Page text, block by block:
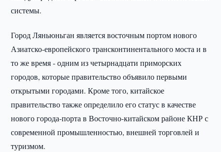
системы.
Город Ляньюньган является восточным портом нового
Азиатско-европейского трансконтинентального моста и в
то же время - одним из четырнадцати приморских
городов, которые правительство объявило первыми
открытыми городами. Кроме того, китайское
правительство также определило его статус в качестве
нового города-порта в Восточно-китайском районе КНР с
современной промышленностью, внешней торговлей и
туризмом.